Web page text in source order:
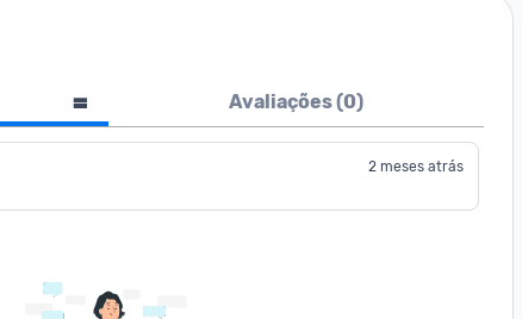
Avaliações (0)
2 meses atrás